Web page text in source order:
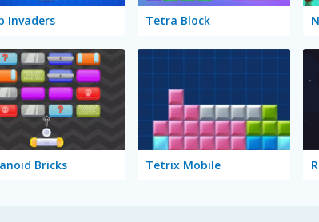
Invaders Tetra Block
Bricks Tetrix Mobile